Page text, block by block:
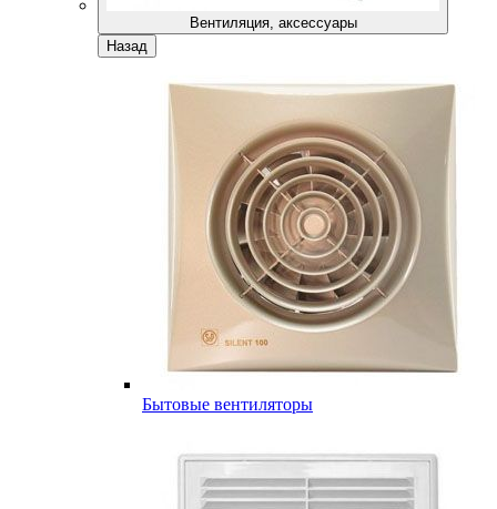
Вентиляция, аксессуары
Назад
Бытовые вентиляторы